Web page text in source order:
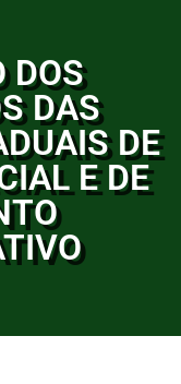
DOS
DAS
DE
E DE